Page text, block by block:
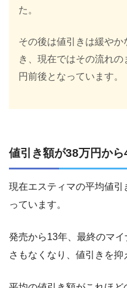
た。
その後は値引きは緩や
き、現在ではその流れ
円前後となっています。
値引き額が38万円か
現在エスティマの平均値
っています。
発売から13年、最終のマ
さもなくなり、値引きを抑